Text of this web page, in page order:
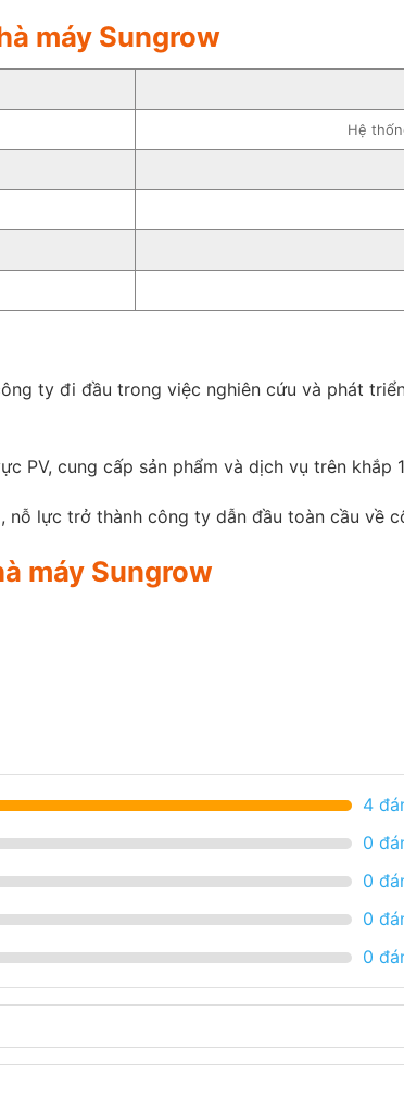
máy Sungrow
Hệ
ty đi đầu trong việc nghiên cứu và phát
PV, cung cấp sản phẩm và dịch vụ trên khắp
lực trở thành công ty dẫn đầu toàn cầu về
máy Sungrow
4
0
0
0
0